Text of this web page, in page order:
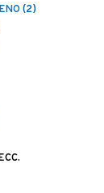
(2)